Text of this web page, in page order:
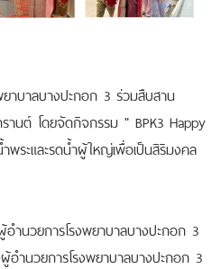
าบาลบางปะกอก 3 ร่วมสืบสาน
านต์ โดยจัดกิจกรรม " BPK3 Happy
ระและรดน้ำผู้ใหญ่เพื่อเป็นสิริมงคล
นวยการโรงพยาบาลบางปะกอก 3
ำนวยการโรงพยาบาลบางปะกอก 3